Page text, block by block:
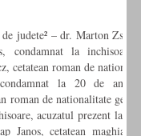
judete² – dr. Marton
condamnat la
cetatean roman de
la 20 de ani
roman de nationalitate
acuzatul prezent la
cetatean maghiar,